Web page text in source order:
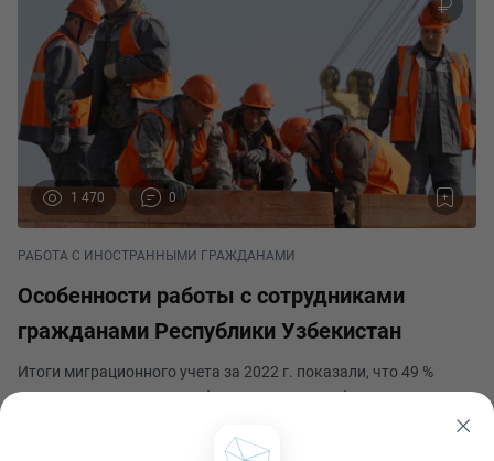
1 470 0
РАБОТА С ИНОСТРАННЫМИ ГРАЖДАНАМИ
Особенности работы с сотрудниками
гражданами Республики Узбекистан
Итоги миграционного учета за 2022 г. показали, что 49 %
трудовых мигрантом прибывают в РФ из Узбекистана.
сотрудниками. Основы регулирование трудовых отношений с